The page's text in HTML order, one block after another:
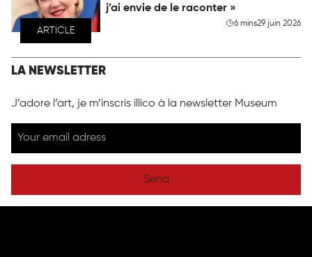
ARTICLE
j’ai envie de le raconter »
6 mins29 juin 2026
LA NEWSLETTER
J’adore l’art, je m’inscris illico à la newsletter Museum
Send